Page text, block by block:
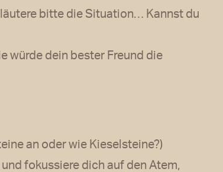
bitte die Situation… Kannst du
würde dein bester Freund die
an oder wie Kieselsteine?)
fokussiere dich auf den Atem,